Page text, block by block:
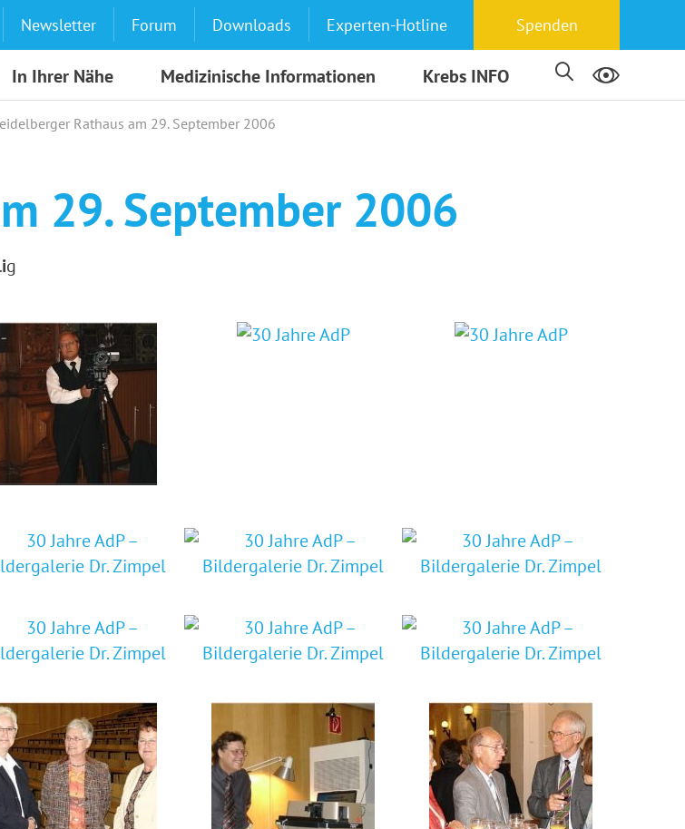
Newsletter Forum Downloads Experten-Hotline Spenden
In Ihrer Nähe Medizinische Informationen Krebs INFO
Rathaus am 29. September 2006
29. September 2006
g